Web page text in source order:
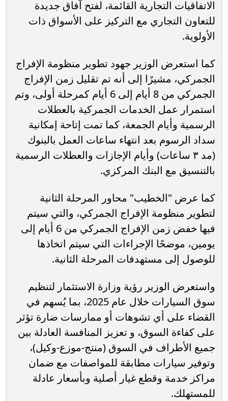
الاتفاقيات التجارية القائمة، لفتح آفاق جديدة
للتعاون التجاري مع التركيز على الأسواق ذات
الأولوية.
كما استعرض الوزير جهود تطوير منظومة الإفراج
الجمركي، مشيرًا إلى أنه تم تقليل زمن الإفراج
الجمركي من 8 أيام إلى 6 أيام كمرحلة أولى، وتم
استمرار عمل الخدمات الجمركية بالعطلات
الرسمية وأيام الجمعة، كما تمت إتاحة إمكانية
سداد الرسوم بعد انتهاء ساعات العمل بالبنوك
(مد ٣ ساعات) وأيام الإجازات والعطلات الرسمية
بالتنسيق مع البنك المركزي.
كما عرض "الخطيب" محاور المرحلة الثانية
لتطوير منظومة الإفراج الجمركي، والتي سيتم
فيها خفض زمن الإفراج الجمركي من 6 أيام إلى
يومين، موضحًا الإجراءات التي سيتم اتخاذها
للوصول إلى مستهدفات المرحلة الثانية.
واستعرض الوزير رؤية وزارة الاستثمار لتنظيم
سوق السيارات خلال عام 2025، بما يُسهم في
القضاء على أي تشوهات أو ممارسات ضارة تؤثر
على كفاءة السوق، و تعزيز المنافسة العادلة بين
جميع الأطراف في السوق (منتج-موزع-وكيل)،
وتوفير سيارات مطابقة للمواصفات مع ضمان
مراكز خدمة وقطع غيار أصلية وبأسعار عادلة
للمستهلك.